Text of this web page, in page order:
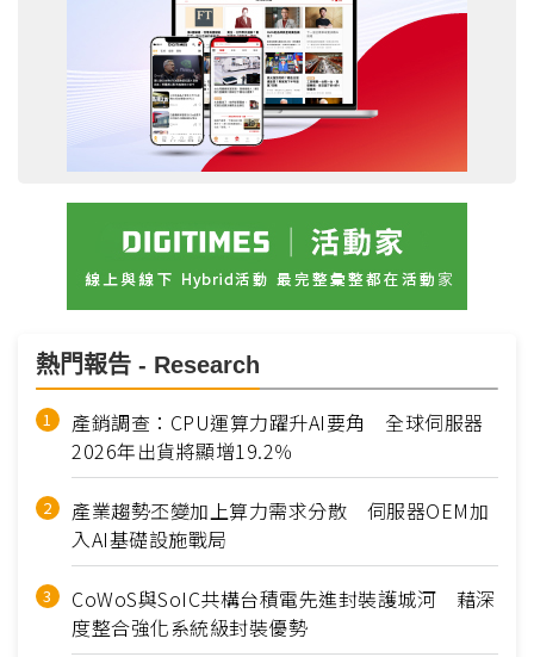
熱門報告 - Research
產銷調查：CPU運算力躍升AI要角 全球伺服器
2026年出貨將顯增19.2％
產業趨勢丕變加上算力需求分散 伺服器OEM加
入AI基礎設施戰局
CoWoS與SoIC共構台積電先進封裝護城河 藉深
度整合強化系統級封裝優勢